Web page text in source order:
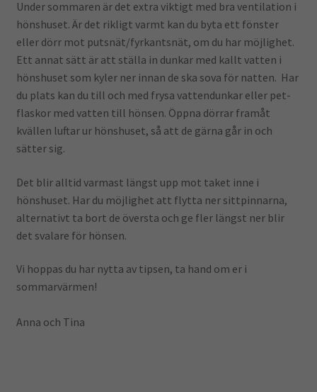
Under sommaren är det extra viktigt med bra ventilation i
hönshuset. Är det rikligt varmt kan du byta ett fönster
eller dörr mot putsnät/fyrkantsnät, om du har möjlighet.
Ett annat sätt är att ställa in dunkar med kallt vatten i
hönshuset som kyler ner innan de ska sova för natten. Har
du plats kan du till och med frysa vattendunkar eller pet-
flaskor med vatten till hönsen. Öppna dörrar framåt
kvällen luftar ur hönshuset, så att de gärna går in och
sätter sig.
Det blir alltid varmast längst upp mot taket inne i
hönshuset. Har du möjlighet att flytta ner sittpinnarna,
alternativt ta bort de översta och ge fler längst ner blir
det svalare för hönsen.
Vi hoppas du har nytta av tipsen, ta hand om er i
sommarvärmen!
Anna och Tina